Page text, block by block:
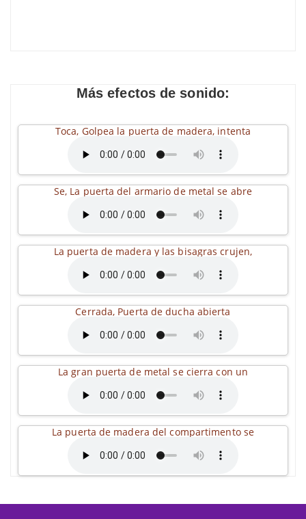
Más efectos de sonido:
Toca, Golpea la puerta de madera, intenta
Se, La puerta del armario de metal se abre
La puerta de madera y las bisagras crujen,
Cerrada, Puerta de ducha abierta
La gran puerta de metal se cierra con un
La puerta de madera del compartimento se